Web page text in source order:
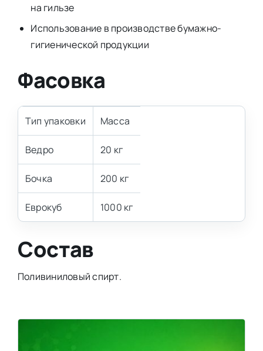
на гильзе
Использование в производстве бумажно-
гигиенической продукции
Фасовка
Тип упаковки Масса
Ведро 20 кг
Бочка 200 кг
Еврокуб 1000 кг
Состав
Поливиниловый спирт.